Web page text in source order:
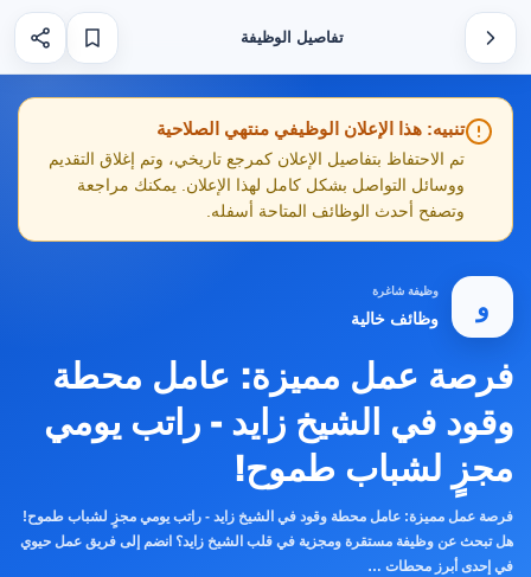
تفاصيل الوظيفة
تنبيه: هذا الإعلان الوظيفي منتهي الصلاحية
تم الاحتفاظ بتفاصيل الإعلان كمرجع تاريخي، وتم إغلاق التقديم
ووسائل التواصل بشكل كامل لهذا الإعلان. يمكنك مراجعة
وتصفح أحدث الوظائف المتاحة أسفله.
و
وظيفة شاغرة
وظائف خالية
فرصة عمل مميزة: عامل محطة
وقود في الشيخ زايد - راتب يومي
مجزٍ لشباب طموح!
فرصة عمل مميزة: عامل محطة وقود في الشيخ زايد - راتب يومي مجزٍ لشباب طموح!
هل تبحث عن وظيفة مستقرة ومجزية في قلب الشيخ زايد؟ انضم إلى فريق عمل حيوي
في إحدى أبرز محطات …